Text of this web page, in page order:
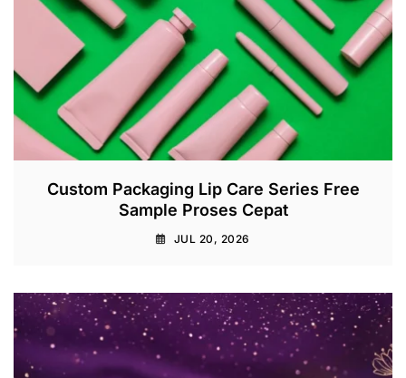
Custom Packaging Lip Care Series Free
Sample Proses Cepat
JUL 20, 2026